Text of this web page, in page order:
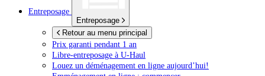
Entreposage
Entreposage
Retour au menu principal
Prix garanti pendant 1 an
Libre-entreposage à U-Haul
Louez un déménagement en ligne aujourd’hui!